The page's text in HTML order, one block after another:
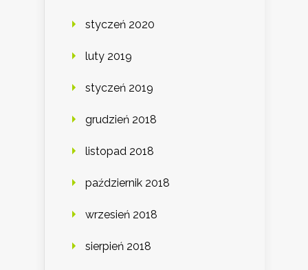
styczeń 2020
luty 2019
styczeń 2019
grudzień 2018
listopad 2018
październik 2018
wrzesień 2018
sierpień 2018